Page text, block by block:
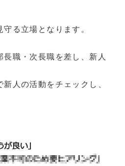
る立場となります。
職・次長職を差し、新人
人の活動をチェックし、